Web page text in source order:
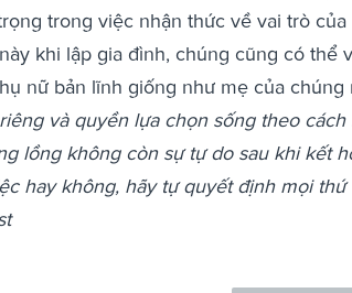
trong việc nhận thức về vai trò
khi lập gia đình, chúng cũng có thể
nữ bản lĩnh giống như mẹ của chúng
và quyền lựa chọn sống theo
lồng không còn sự tự do sau khi kết
hay không, hãy tự quyết định mọi